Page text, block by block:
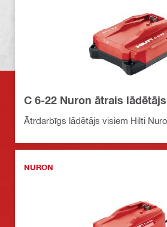
C 6-22 Nuron ātrais lādētājs
Ātrdarbīgs lādētājs visiem Hilti
NURON